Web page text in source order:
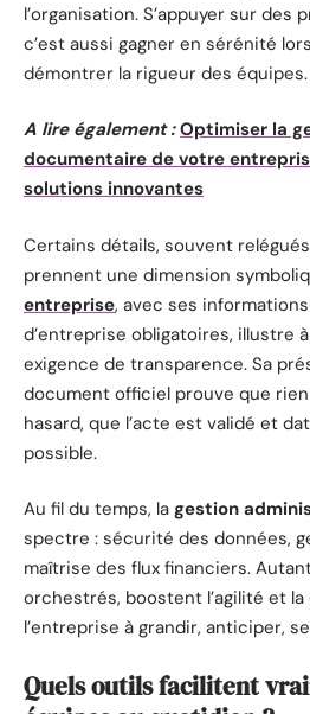
l’organisation. S’appuyer sur des
c’est aussi gagner en sérénité
démontrer la rigueur des équipes.
A lire également : Optimiser la
documentaire de votre
solutions innovantes
Certains détails, souvent
prennent une dimension
entreprise, avec ses
d’entreprise obligatoires, illustre
exigence de transparence. Sa
document officiel prouve que rien
hasard, que l’acte est validé et
possible.
Au fil du temps, la gestion
spectre : sécurité des données,
maîtrise des flux financiers.
orchestrés, boostent l’agilité et
l’entreprise à grandir, anticiper,
Quels outils facilitent